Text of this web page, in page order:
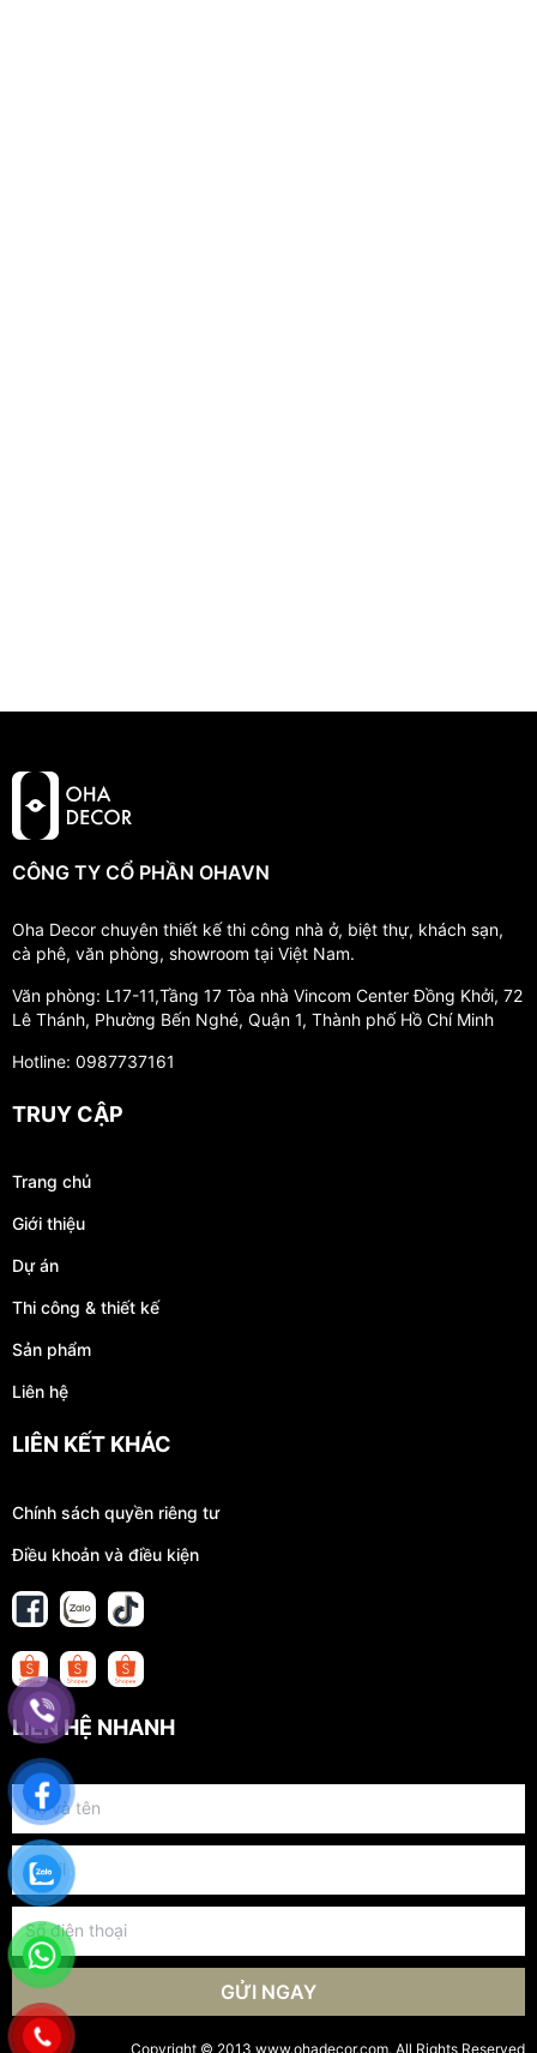
CÔNG TY CỔ PHẦN OHAVN
Oha Decor chuyên thiết kế thi công nhà ở, biệt thự, khách sạn,
cà phê, văn phòng, showroom tại Việt Nam.
Văn phòng: L17-11,Tầng 17 Tòa nhà Vincom Center Đồng Khởi, 72
Lê Thánh, Phường Bến Nghé, Quận 1, Thành phố Hồ Chí Minh
Hotline: 0987737161
TRUY CẬP
Trang chủ
Giới thiệu
Dự án
Thi công & thiết kế
Sản phẩm
Liên hệ
LIÊN KẾT KHÁC
Chính sách quyền riêng tư
Điều khoản và điều kiện
LIÊN HỆ NHANH
GỬI NGAY
Copyright © 2013 www.ohadecor.com. All Rights Reserved